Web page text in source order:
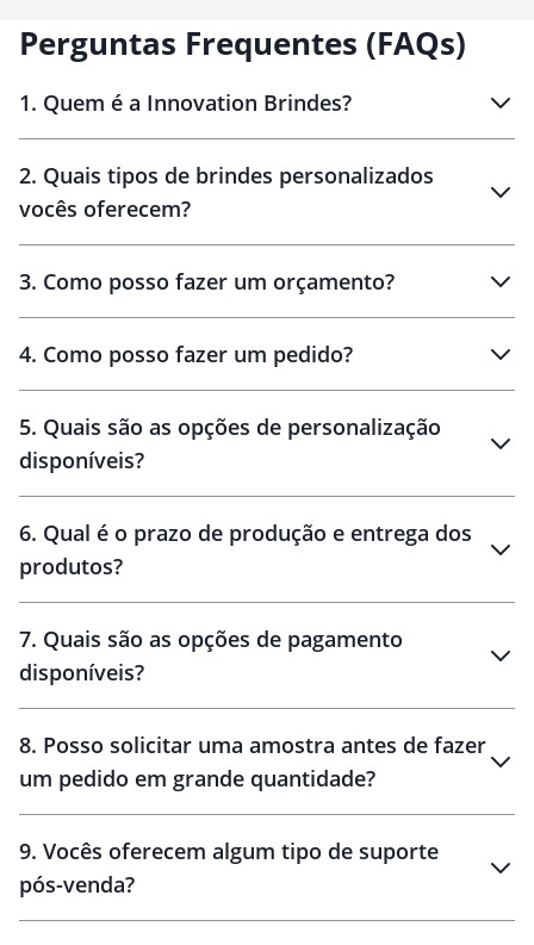
Perguntas Frequentes (FAQs)
1. Quem é a Innovation Brindes?
Brindes personalizados
2. Quais tipos de brindes personalizados
vocês oferecem?
personalizados
3. Como posso fazer um orçamento?
brinde
personalização
4. Como posso fazer um pedido?
amostra virtual
5. Quais são as opções de personalização
disponíveis?
6. Qual é o prazo de produção e entrega dos
produtos?
10 dias
brinde
48 horas
7. Quais são as opções de pagamento
disponíveis?
8. Posso solicitar uma amostra antes de fazer
um pedido em grande quantidade?
9. Vocês oferecem algum tipo de suporte
pós-venda?